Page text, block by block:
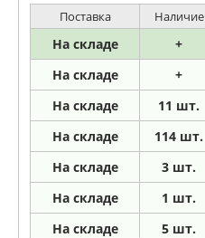
Поставка Наличие
На складе +
На складе +
На складе 11 шт.
На складе 114 шт.
На складе 3 шт.
На складе 1 шт.
На складе 5 шт.